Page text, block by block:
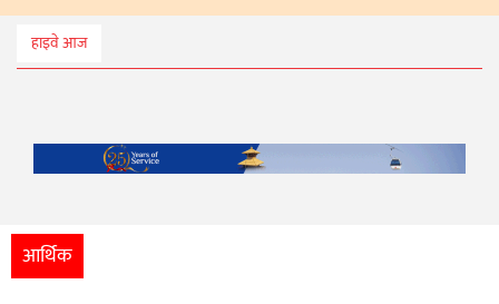
स्वास्थ्य
मनोरञ्जन
आर्थिक
हाइवे आज
आर्थिक